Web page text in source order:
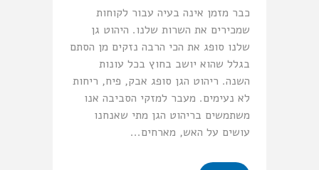
כבר מזמן אינה בעיה עבור לקוחות
שמכירים את השרות שלנו. היהוט גן
שלנו סופג את הכי הרבה נזקים מן הסתם
בגלל שהוא יושב בחוץ בכל עונות
השנה. ריהוט הגן סופג אבק, פיח, ריחות
לא נעימים. מעבר למזקי הסביבה אנו
משתמשים בריהוט הגן מתי שאנחנו
עושים על האש, מארחים...